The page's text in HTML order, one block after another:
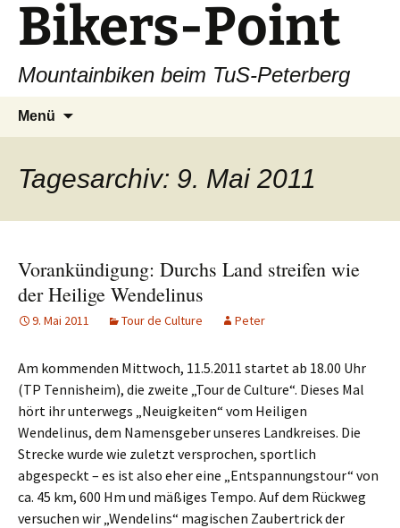
Zum
InhaltBikers-Point
Mountainbiken beim TuS-Peterberg
Menü
Tagesarchiv: 9. Mai 2011
Vorankündigung: Durchs Land streifen wie
der Heilige Wendelinus
9. Mai 2011 Tour de Culture Peter
Am kommenden Mittwoch, 11.5.2011 startet ab 18.00 Uhr
(TP Tennisheim), die zweite „Tour de Culture“. Dieses Mal
hört ihr unterwegs „Neuigkeiten“ vom Heiligen
Wendelinus, dem Namensgeber unseres Landkreises. Die
Strecke wurde wie zuletzt versprochen, sportlich
abgespeckt – es ist also eher eine „Entspannungstour“ von
ca. 45 km, 600 Hm und mäßiges Tempo. Auf dem Rückweg
versuchen wir „Wendelins“ magischen Zaubertrick der